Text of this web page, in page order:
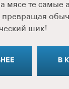
мясе те самые
превращая
шик!
В